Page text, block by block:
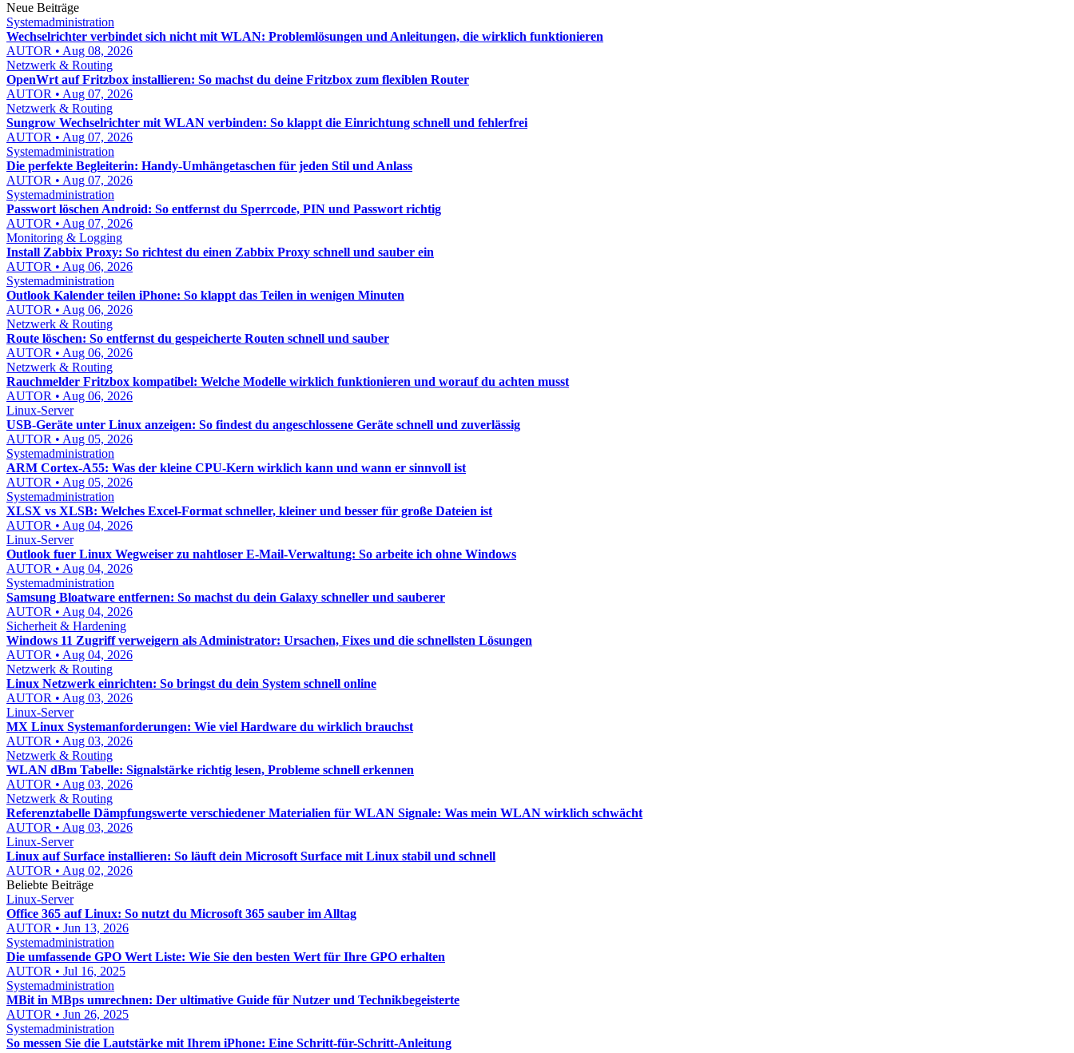
Neue Beiträge
Systemadministration
Wechselrichter verbindet sich nicht mit WLAN: Problemlösungen und Anleitungen, die wirklich funktionieren
AUTOR • Aug 08, 2026
Netzwerk & Routing
OpenWrt auf Fritzbox installieren: So machst du deine Fritzbox zum flexiblen Router
AUTOR • Aug 07, 2026
Netzwerk & Routing
Sungrow Wechselrichter mit WLAN verbinden: So klappt die Einrichtung schnell und fehlerfrei
AUTOR • Aug 07, 2026
Systemadministration
Die perfekte Begleiterin: Handy-Umhängetaschen für jeden Stil und Anlass
AUTOR • Aug 07, 2026
Systemadministration
Passwort löschen Android: So entfernst du Sperrcode, PIN und Passwort richtig
AUTOR • Aug 07, 2026
Monitoring & Logging
Install Zabbix Proxy: So richtest du einen Zabbix Proxy schnell und sauber ein
AUTOR • Aug 06, 2026
Systemadministration
Outlook Kalender teilen iPhone: So klappt das Teilen in wenigen Minuten
AUTOR • Aug 06, 2026
Netzwerk & Routing
Route löschen: So entfernst du gespeicherte Routen schnell und sauber
AUTOR • Aug 06, 2026
Netzwerk & Routing
Rauchmelder Fritzbox kompatibel: Welche Modelle wirklich funktionieren und worauf du achten musst
AUTOR • Aug 06, 2026
Linux-Server
USB-Geräte unter Linux anzeigen: So findest du angeschlossene Geräte schnell und zuverlässig
AUTOR • Aug 05, 2026
Systemadministration
ARM Cortex-A55: Was der kleine CPU-Kern wirklich kann und wann er sinnvoll ist
AUTOR • Aug 05, 2026
Systemadministration
XLSX vs XLSB: Welches Excel-Format schneller, kleiner und besser für große Dateien ist
AUTOR • Aug 04, 2026
Linux-Server
Outlook fuer Linux Wegweiser zu nahtloser E-Mail-Verwaltung: So arbeite ich ohne Windows
AUTOR • Aug 04, 2026
Systemadministration
Samsung Bloatware entfernen: So machst du dein Galaxy schneller und sauberer
AUTOR • Aug 04, 2026
Sicherheit & Hardening
Windows 11 Zugriff verweigern als Administrator: Ursachen, Fixes und die schnellsten Lösungen
AUTOR • Aug 04, 2026
Netzwerk & Routing
Linux Netzwerk einrichten: So bringst du dein System schnell online
AUTOR • Aug 03, 2026
Linux-Server
MX Linux Systemanforderungen: Wie viel Hardware du wirklich brauchst
AUTOR • Aug 03, 2026
Netzwerk & Routing
WLAN dBm Tabelle: Signalstärke richtig lesen, Probleme schnell erkennen
AUTOR • Aug 03, 2026
Netzwerk & Routing
Referenztabelle Dämpfungswerte verschiedener Materialien für WLAN Signale: Was mein WLAN wirklich schwächt
AUTOR • Aug 03, 2026
Linux-Server
Linux auf Surface installieren: So läuft dein Microsoft Surface mit Linux stabil und schnell
AUTOR • Aug 02, 2026
Beliebte Beiträge
Linux-Server
Office 365 auf Linux: So nutzt du Microsoft 365 sauber im Alltag
AUTOR • Jun 13, 2026
Systemadministration
Die umfassende GPO Wert Liste: Wie Sie den besten Wert für Ihre GPO erhalten
AUTOR • Jul 16, 2025
Systemadministration
MBit in MBps umrechnen: Der ultimative Guide für Nutzer und Technikbegeisterte
AUTOR • Jun 26, 2025
Systemadministration
So messen Sie die Lautstärke mit Ihrem iPhone: Eine Schritt-für-Schritt-Anleitung